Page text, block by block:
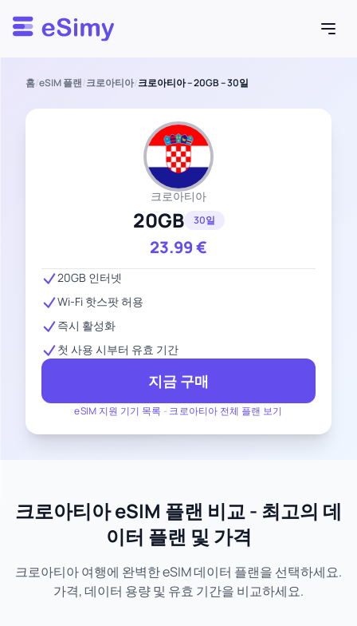
Esimy
홈/eSIM 플랜/크로아티아/크로아티아 – 20GB – 30일
크로아티아
20GB 30일
23.99€
eSIM 지원 기기 목록 - 크로아티아 전체 플랜 보기
20GB 인터넷
Wi-Fi 핫스팟 허용
즉시 활성화
첫 사용 시부터 유효 기간
지금 구매
크로아티아 eSIM 플랜 비교 - 최고의 데
이터 플랜 및 가격
크로아티아 여행에 완벽한 eSIM 데이터 플랜을 선택하세요.
가격, 데이터 용량 및 유효 기간을 비교하세요.